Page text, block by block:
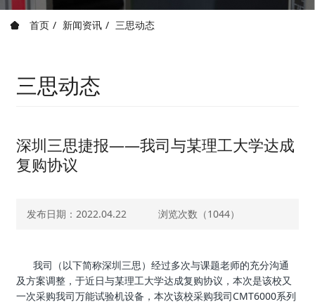
首页 新闻资讯 三思动态
三思动态
深圳三思捷报——我司与某理工大学达成
复购协议
发布日期：2022.04.22 浏览次数（1044）
我司（以下简称深圳三思）经过多次与课题老师的充分沟通
及方案调整，于近日与某理工大学达成复购协议，本次是该校又
一次采购我司万能试验机设备，本次该校采购我司CMT6000系列